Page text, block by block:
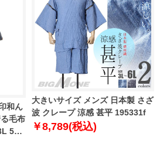
和ん
毛布
5L
大きいサイズ メンズ 日本製 さざ
波 クレープ 涼感 甚平 195331f
￥8,789(税込)